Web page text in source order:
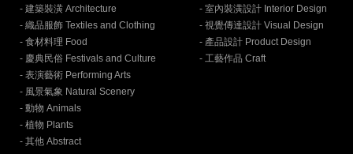
- 建築裝潢 Architecture
- 織品服飾 Textiles and Clothing
- 食材料理 Food
- 慶典民俗 Festivals and Culture
- 表演藝術 Performing Arts
- 風景氣象 Natural Scenery
- 動物 Animals
- 植物 Plants
- 其他 Abstract
- 室內裝潢設計 Interior Design
- 視覺傳達設計 Visual Design
- 產品設計 Product Design
- 工藝作品 Craft